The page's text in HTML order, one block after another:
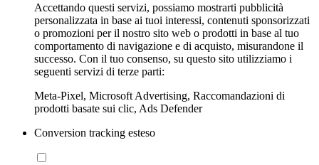
Accettando questi servizi, possiamo mostrarti pubblicità
personalizzata in base ai tuoi interessi, contenuti sponsorizzati
o promozioni per il nostro sito web o prodotti in base al tuo
comportamento di navigazione e di acquisto, misurandone il
successo. Con il tuo consenso, su questo sito utilizziamo i
seguenti servizi di terze parti:
Meta-Pixel, Microsoft Advertising, Raccomandazioni di
prodotti basate sui clic, Ads Defender
Conversion tracking esteso